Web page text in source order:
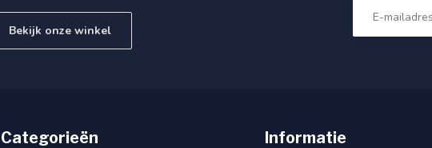
Bekijk onze winkel
Categorieën Informatie